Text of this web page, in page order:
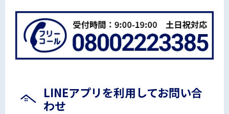
LINEアプリを利用してお問い合
わせ